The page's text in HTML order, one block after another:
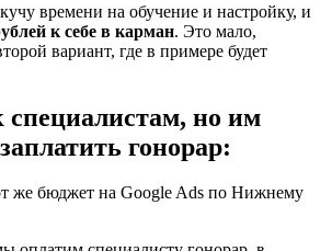
времени на обучение и настройку, и
к себе в карман. Это мало,
вариант, где в примере будет
специалистам, но им
гонорар:
же бюджет на Google Ads по Нижнему